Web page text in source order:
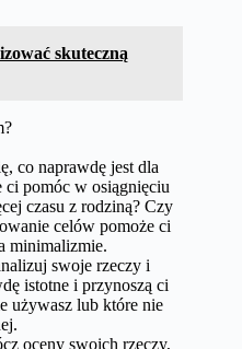
skuteczną
co naprawdę jest dla
pomóc w osiągnięciu
czasu z rodziną? Czy
celów pomoże ci
minimalizmie.
swoje rzeczy i
istotne i przynoszą ci
używasz lub które nie
oceny swoich rzeczy,